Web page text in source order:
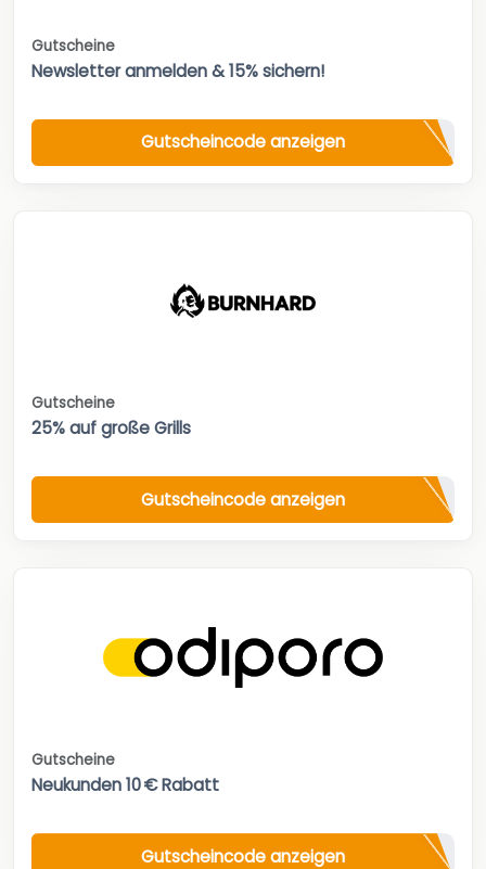
Gutscheine
Newsletter anmelden & 15% sichern!
Gutscheincode anzeigen
Gutscheine
25% auf große Grills
Gutscheincode anzeigen
Gutscheine
Neukunden 10 € Rabatt
Gutscheincode anzeigen